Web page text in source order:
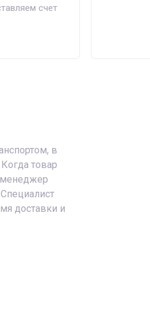
счет
в
товар
менеджер
доставки и